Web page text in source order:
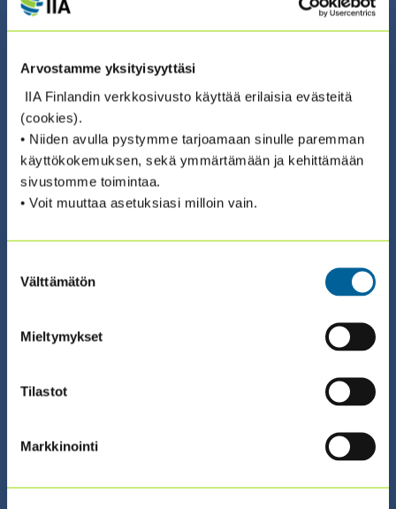
Arvostamme yksityisyyttäsi
IIA Finlandin verkkosivusto käyttää erilaisia evästeitä
(cookies).
• Niiden avulla pystymme tarjoamaan sinulle paremman
käyttökokemuksen, sekä ymmärtämään ja kehittämään
sivustomme toimintaa.
• Voit muuttaa asetuksiasi milloin vain.
valinta
Välttämätön
Mieltymykset
Tilastot
Markkinointi
01.09.2026 08:30 / Koulutus
2026 STAK II SISÄISEN
TARKASTUKSEN AMMATTIKURSSI™
(1.9. + 8.9. + 15.9.)
ILMOITTAUDU ›
04.09.2026 08:30 / Webinaari (suomeksi)
MUUTTUU, ODOTUKSET KASVAVAT –
NÄKÖKULMA
KESTÄVYYSRAPORTOINTIIN